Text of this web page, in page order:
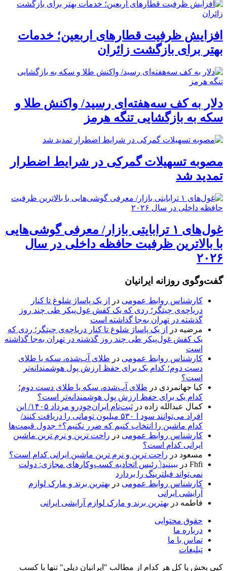
افزایش ظرفیت قطارهای اربعین؛ خدمات
بهتر برای بازگشت زائران
دلار به کف سه‌هفته‌ای رسید/ واکنش طلا و
سکه به بازگشایی تنگه هرمز
مصوبه تسهیلات گمرکی در شرایط اضطرار
تمدید شد
غول‌های ۱ ترابایتی بازار/ معرفی گوشی‌هایی
با بالاترین ظرفیت حافظه داخلی در سال
۲۰۲۶
گفت‌وگوی روزانه ایرانیان
کارشناس روابط عمومی در
از یک پاساژ شلوغ تا کنار
دریاچه‌ی چیتگر؛ ردی که یک کفش غول‌پیکر طی چند روز
گذشته در تهران به‌جا گذاشته است
مرضیه در
از یک پاساژ شلوغ تا کنار دریاچه‌ی چیتگر؛ ردی که
یک کفش غول‌پیکر طی چند روز گذشته در تهران به‌جا گذاشته
است
کارشناس روابط عمومی در طلای آب‌شده، سکه یا طلای
دست دوم؛ کدام یک برای حفظ ارزش پول هوشمندانه‌تر
است؟
کیا جهانمردی در طلای آب‌شده، سکه یا طلای دست دوم؛
کدام یک برای حفظ ارزش پول هوشمندانه‌تر است؟
کمال عبدالله زاده در
ثبت‌نام ایران‌خودرو مرداد ۱۴۰۵/ این
افراد می‌توانند سود ا ۵۳۰ میلیون تومانی را دریافت کنند/
کدام ماشین را انتخاب کنیم که ضرر نکنیم؟+ جدول قیمت‌ها
کارشناس روابط عمومی در راحت ترین و نرم ترین ماشین
ایرانی کدام است؟
مسعود در راحت ترین و نرم ترین ماشین ایرانی کدام است؟
Fhfi در ببینید| ٰرئیس اتحادیه کسب‌وکارهای مجازی: دولت
نمی‌تواند فیلترینگ را بردارد
کارشناس روابط عمومی در بهترین برند و مارک لوازم
آرایشی ایرانی
فاطمه در بهترین برند و مارک لوازم آرایشی ایرانی
حقوق محتوایی
درباره ما
تماس با ما
تبلیغات
کپی بخش یا کل هر کدام از مطالب "ایرانیان دیلی" تنها با کسب